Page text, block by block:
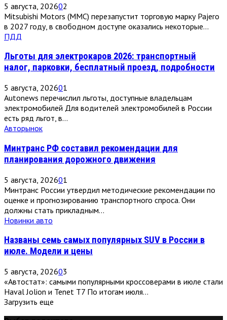
5 августа, 202602
Mitsubishi Motors (MMC) перезапустит торговую марку Pajero
в 2027 году, в свободном доступе оказались некоторые...
ПДД
Льготы для электрокаров 2026: транспортный
налог, парковки, бесплатный проезд, подробности
5 августа, 202601
Autonews перечислил льготы, доступные владельцам
электромобилей Для водителей электромобилей в России
есть ряд льгот, в...
Авторынок
Минтранс РФ составил рекомендации для
планирования дорожного движения
5 августа, 202601
Минтранс России утвердил методические рекомендации по
оценке и прогнозированию транспортного спроса. Они
должны стать прикладным...
Новинки авто
Названы семь самых популярных SUV в России в
июле. Модели и цены
5 августа, 202603
«Автостат»: самыми популярными кроссоверами в июле стали
Haval Jolion и Tenet T7 По итогам июля...
Загрузить еще